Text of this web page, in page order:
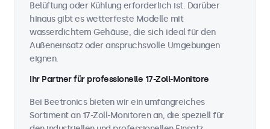
Belüftung oder Kühlung erforderlich ist. Darüber
hinaus gibt es wetterfeste Modelle mit
wasserdichtem Gehäuse, die sich ideal für den
Außeneinsatz oder anspruchsvolle Umgebungen
eignen.
Ihr Partner für professionelle 17-Zoll-Monitore
Bei Beetronics bieten wir ein umfangreiches
Sortiment an 17-Zoll-Monitoren an, die speziell für